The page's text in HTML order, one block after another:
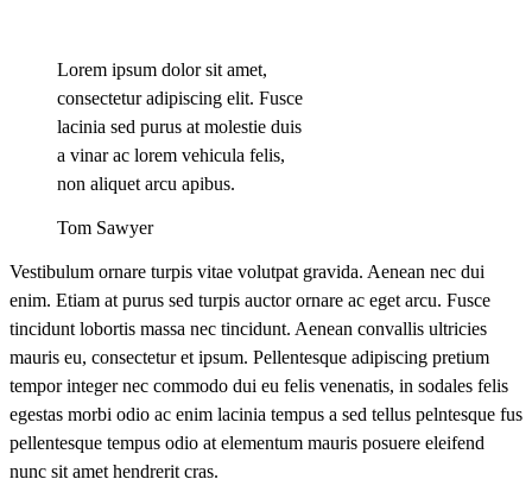
Lorem ipsum dolor sit amet,
consectetur adipiscing elit. Fusce
lacinia sed purus at molestie duis
a vinar ac lorem vehicula felis,
non aliquet arcu apibus.
Tom Sawyer
Vestibulum ornare turpis vitae volutpat gravida. Aenean nec dui
enim. Etiam at purus sed turpis auctor ornare ac eget arcu. Fusce
tincidunt lobortis massa nec tincidunt. Aenean convallis ultricies
mauris eu, consectetur et ipsum. Pellentesque adipiscing pretium
tempor integer nec commodo dui eu felis venenatis, in sodales felis
egestas morbi odio ac enim lacinia tempus a sed tellus pelntesque fus
pellentesque tempus odio at elementum mauris posuere eleifend
nunc sit amet hendrerit cras.